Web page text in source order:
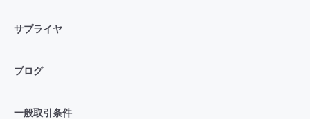
サプライヤ
ブログ
一般取引条件